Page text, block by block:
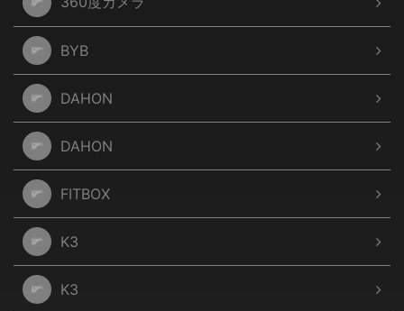
BYB
DAHON
DAHON
FITBOX
K3
K3